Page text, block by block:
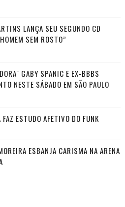
LANÇA SEU SEGUNDO CD
SEM ROSTO”
GABY SPANIC E EX-BBBS
NESTE SÁBADO EM SÃO PAULO
ESTUDO AFETIVO DO FUNK
ESBANJA CARISMA NA ARENA